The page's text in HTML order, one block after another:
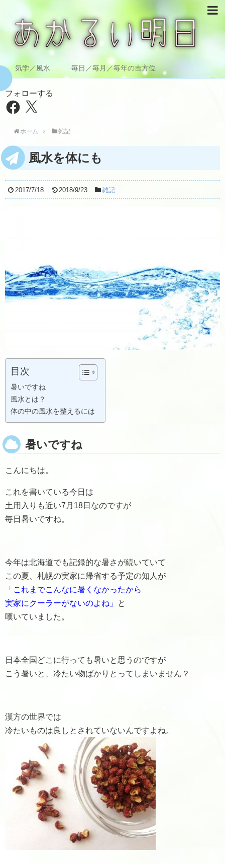
気学／風水 毎日／毎月／毎年の吉方位
フォローする
Facebook
X
ホーム 雑記
風水を体にも
2017/7/18 2018/9/23 雑記
目次
暑いですね
風水とは？
体の中の風水を整えるには
暑いですね
こんにちは。
これを書いている今日は
土用入りも近い7月18日なのですが
毎日暑いですね。
今年は北海道でも記録的な暑さが続いていて
この夏、札幌の実家に帰省する予定の知人が
「これまでこんなに暑くなかったから
実家にクーラーがないのよね」
と
嘆いていました。
日本全国どこに行っても暑いと思うのですが
こう暑いと、冷たい物ばかりとってしまいません？
漢方の世界では
冷たいものは良しとされていないんですよね。